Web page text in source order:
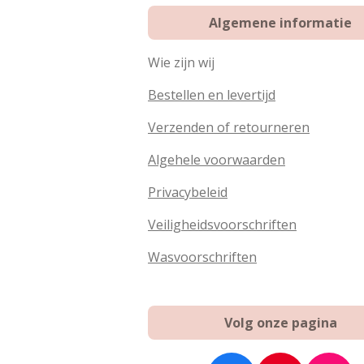
Algemene informatie
Wie zijn wij
Bestellen en levertijd
Verzenden of retourneren
Algehele voorwaarden
Privacybeleid
Veiligheidsvoorschriften
Wasvoorschriften
Volg onze pagina